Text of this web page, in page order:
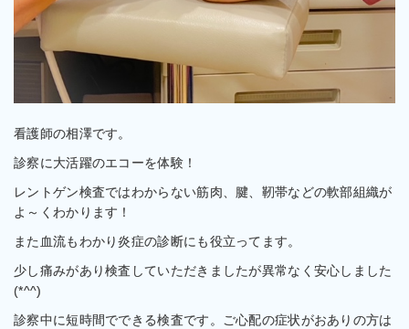
看護師の相澤です。
診察に大活躍のエコーを体験！
レントゲン検査ではわからない筋肉、腱、靭帯などの軟部組織が
よ～くわかります！
また血流もわかり炎症の診断にも役立ってます。
少し痛みがあり検査していただきましたが異常なく安心しました
(*^^)
診察中に短時間でできる検査です。ご心配の症状がおありの方は